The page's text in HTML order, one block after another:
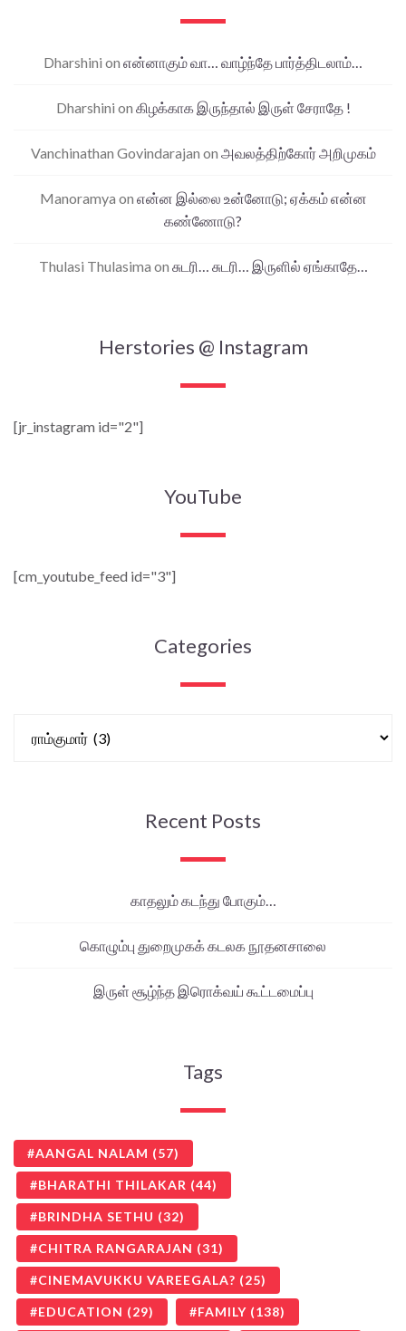
Dharshini on என்னாகும் வா… வாழ்ந்தே பார்த்திடலாம்…
Dharshini on கிழக்காக இருந்தால் இருள் சேராதே !
Vanchinathan Govindarajan on அவலத்திற்கோர் அறிமுகம்
Manoramya on என்ன இல்லை உன்னோடு; ஏக்கம் என்ன
கண்ணோடு?
Thulasi Thulasima on சுடரி… சுடரி… இருளில் ஏங்காதே…
Herstories @ Instagram
[jr_instagram id="2"]
YouTube
[cm_youtube_feed id="3"]
Categories
Recent Posts
காதலும் கடந்து போகும்…
கொழும்பு துறைமுகக் கடலக நூதனசாலை
இருள் சூழ்ந்த இரொக்வய் கூட்டமைப்பு
Tags
AANGAL NALAM (57)
BHARATHI THILAKAR (44)
BRINDHA SETHU (32)
CHITRA RANGARAJAN (31)
CINEMAVUKKU VAREEGALA? (25)
EDUCATION (29) FAMILY (138)